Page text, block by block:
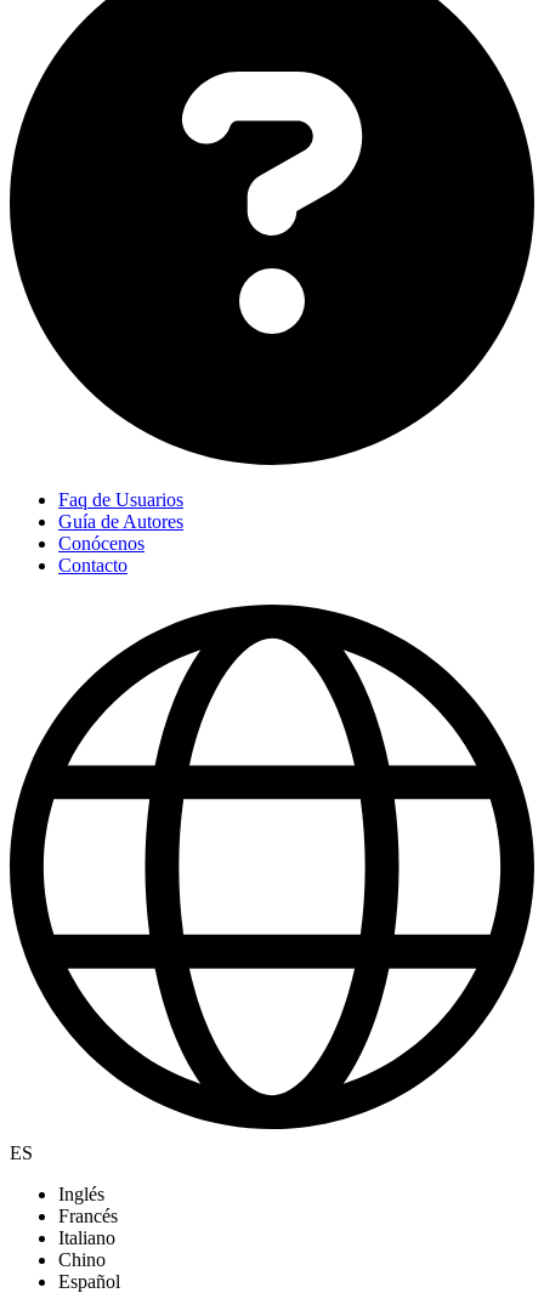
Faq de Usuarios
Guía de Autores
Conócenos
Contacto
ES
Inglés
Francés
Italiano
Chino
Español